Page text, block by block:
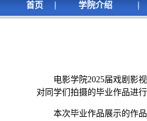
首页 学院介绍
电影学院2025届戏剧影视
对同学们拍摄的毕业作品进
本次毕业作品展示的作品